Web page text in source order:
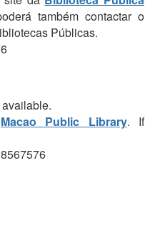
também contactar o
Públicas.
Macao Public Library. If